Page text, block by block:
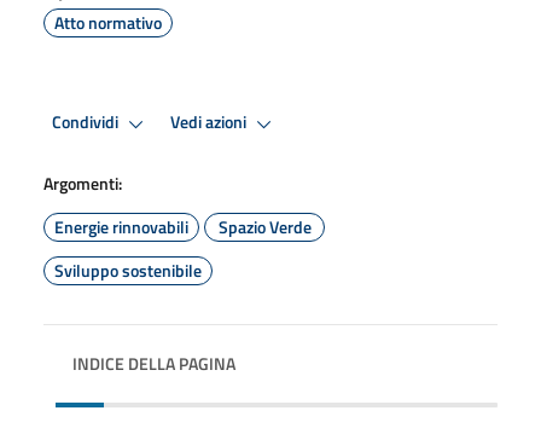
Atto normativo
Condividi Vedi azioni
Argomenti:
Energie rinnovabili
Spazio Verde
Sviluppo sostenibile
INDICE DELLA PAGINA